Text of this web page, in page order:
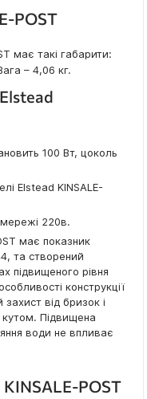
POST
має такі габарити:
– 4,06 кг.
100 Вт, цоколь
Elstead KINSALE-
220в.
має показник
та створений
підвищеного рівня
конструкції
від бризок і
кутом. Підвищена
води не впливає
KINSALE-POST